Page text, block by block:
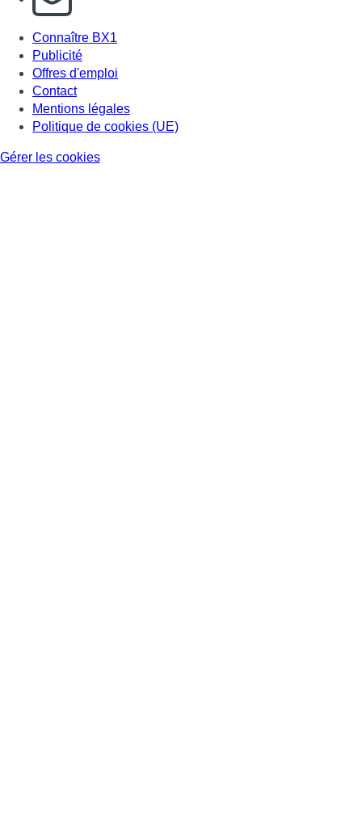
Connaître BX1
Publicité
Offres d'emploi
Contact
Mentions légales
Politique de cookies (UE)
Gérer les cookies